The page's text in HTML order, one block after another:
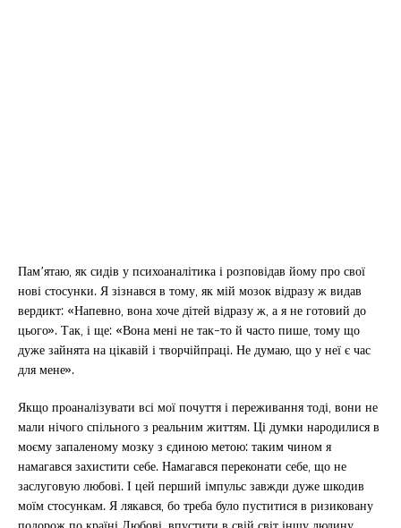
Пам’ятаю, як сидів у психоаналітика і розповідав йому про свої
нові стосунки. Я зізнався в тому, як мій мозок відразу ж видав
вердикт: «Напевно, вона хоче дітей відразу ж, а я не готовий до
цього». Так, і ще: «Вона мені не так-то й часто пише, тому що
дуже зайнята на цікавій і творчійпраці. Не думаю, що у неї є час
для мене».
Якщо проаналізувати всі мої почуття і переживання тоді, вони не
мали нічого спільного з реальним життям. Ці думки народилися в
моєму запаленому мозку з єдиною метою: таким чином я
намагався захистити себе. Намагався переконати себе, що не
заслуговую любові. І цей перший імпульс завжди дуже шкодив
моїм стосункам. Я лякався, бо треба було пуститися в ризиковану